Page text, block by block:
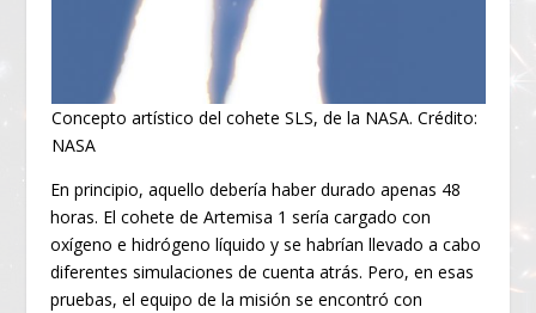
Concepto artístico del cohete SLS, de la NASA. Crédito:
NASA
En principio, aquello debería haber durado apenas 48
horas. El cohete de Artemisa 1 sería cargado con
oxígeno e hidrógeno líquido y se habrían llevado a cabo
diferentes simulaciones de cuenta atrás. Pero, en esas
pruebas, el equipo de la misión se encontró con